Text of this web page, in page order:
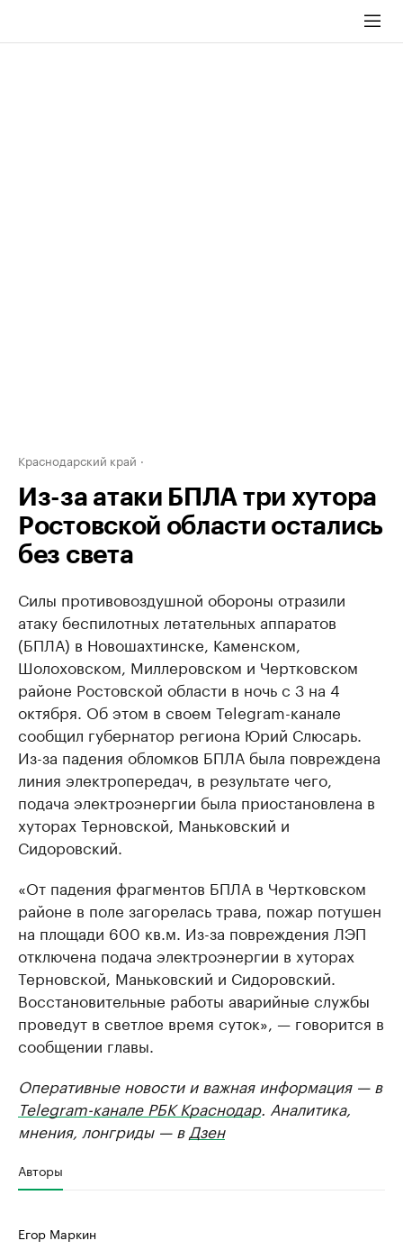
Краснодарский край
Из-за атаки БПЛА три хутора
Ростовской области остались
без света
Силы противовоздушной обороны отразили
атаку беспилотных летательных аппаратов
(БПЛА) в Новошахтинске, Каменском,
Шолоховском, Миллеровском и Чертковском
районе Ростовской области в ночь с 3 на 4
октября. Об этом в своем Telegram-канале
сообщил губернатор региона Юрий Слюсарь.
Из-за падения обломков БПЛА была повреждена
линия электропередач, в результате чего,
подача электроэнергии была приостановлена в
хуторах Терновской, Маньковский и
Сидоровский.
«От падения фрагментов БПЛА в Чертковском
районе в поле загорелась трава, пожар потушен
на площади 600 кв.м. Из-за повреждения ЛЭП
отключена подача электроэнергии в хуторах
Терновской, Маньковский и Сидоровский.
Восстановительные работы аварийные службы
проведут в светлое время суток», — говорится в
сообщении главы.
Оперативные новости и важная информация — в
Telegram-канале РБК Краснодар. Аналитика,
мнения, лонгриды — в Дзен
Авторы
Егор Маркин